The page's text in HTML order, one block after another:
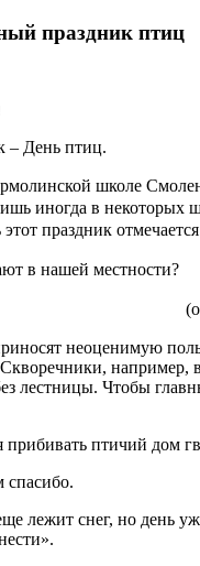
праздник птиц
– День птиц.
кой школе
иногда в некоторых
праздник
в нашей местности?
неоценимую
лестницы. Чтобы
прибивать птичий
спасибо.
лежит снег, но